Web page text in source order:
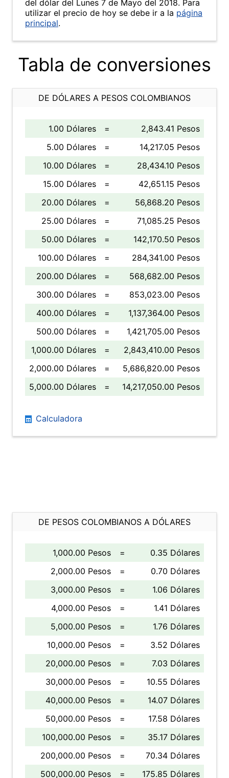
del dólar del Lunes 7 de Mayo del 2018. Para
utilizar el precio de hoy se debe ir a la página
principal.
Tabla de conversiones
DE DÓLARES A PESOS COLOMBIANOS
1.00 Dólares =
2,843.41 Pesos
5.00 Dólares
=
14,217.05 Pesos
10.00 Dólares
=
28,434.10 Pesos
15.00 Dólares
=
42,651.15 Pesos
20.00 Dólares
=
56,868.20 Pesos
25.00 Dólares
=
71,085.25 Pesos
50.00 Dólares
=
142,170.50 Pesos
100.00 Dólares
=
284,341.00 Pesos
200.00 Dólares
=
568,682.00 Pesos
300.00 Dólares
=
853,023.00 Pesos
400.00 Dólares
=
1,137,364.00 Pesos
500.00 Dólares
=
1,421,705.00 Pesos
1,000.00 Dólares
=
2,843,410.00 Pesos
2,000.00 Dólares
=
5,686,820.00 Pesos
5,000.00 Dólares
= 14,217,050.00 Pesos
Calculadora
DE PESOS COLOMBIANOS A DÓLARES
1,000.00 Pesos =
0.35 Dólares
2,000.00 Pesos
=
0.70 Dólares
3,000.00 Pesos
=
1.06 Dólares
4,000.00 Pesos
=
1.41 Dólares
5,000.00 Pesos
=
1.76 Dólares
10,000.00 Pesos
=
3.52 Dólares
20,000.00 Pesos
=
7.03 Dólares
30,000.00 Pesos
=
10.55 Dólares
40,000.00 Pesos
=
14.07 Dólares
50,000.00 Pesos
=
17.58 Dólares
100,000.00 Pesos
=
35.17 Dólares
200,000.00 Pesos
=
70.34 Dólares
500,000.00 Pesos
= 175.85 Dólares